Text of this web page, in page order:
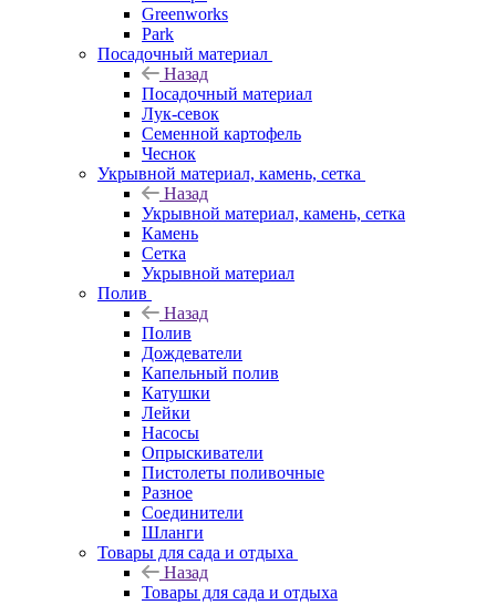
Greenworks
Park
Посадочный материал
Назад
Посадочный материал
Лук-севок
Семенной картофель
Чеснок
Укрывной материал, камень, сетка
Назад
Укрывной материал, камень, сетка
Камень
Сетка
Укрывной материал
Полив
Назад
Полив
Дождеватели
Капельный полив
Катушки
Лейки
Насосы
Опрыскиватели
Пистолеты поливочные
Разное
Соединители
Шланги
Товары для сада и отдыха
Назад
Товары для сада и отдыха